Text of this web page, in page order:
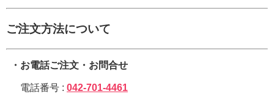
ご注文方法について
・お電話ご注文・お問合せ
電話番号 : 042-701-4461